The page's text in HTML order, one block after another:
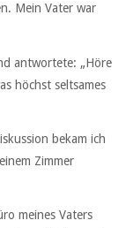
Mein Vater war
antwortete: „Höre
höchst seltsames
bekam ich
Zimmer
meines Vaters